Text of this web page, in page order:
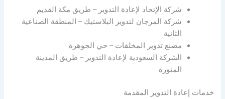
شركة الإتحاد لإعادة التدوير – طريق مكة القديم
شركة المرجان لتدوير البلاستيك – المنطقة الصناعية
الثانية
مصنع تدوير المخلفات – حي الجوهرة
الشركة السعودية لإعادة التدوير – طريق المدينة
المنورة
خدمات إعادة التدوير المقدمة